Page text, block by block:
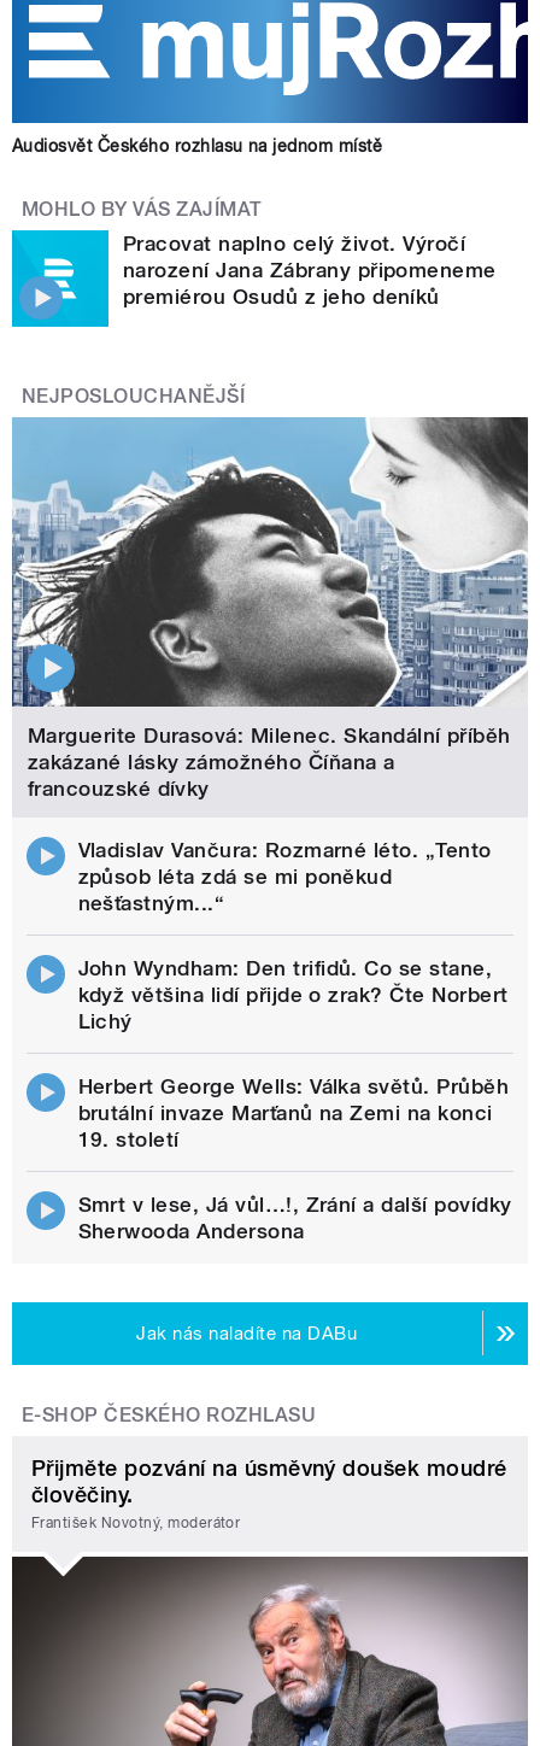
Audiosvět Českého rozhlasu na jednom místě
MOHLO BY VÁS ZAJÍMAT
Pracovat naplno celý život. Výročí
narození Jana Zábrany připomeneme
premiérou Osudů z jeho deníků
NEJPOSLOUCHANĚJŠÍ
Marguerite Durasová: Milenec. Skandální příběh
zakázané lásky zámožného Číňana a
francouzské dívky
Vladislav Vančura: Rozmarné léto. „Tento
způsob léta zdá se mi poněkud
nešťastným...“
John Wyndham: Den trifidů. Co se stane,
když většina lidí přijde o zrak? Čte Norbert
Lichý
Herbert George Wells: Válka světů. Průběh
brutální invaze Marťanů na Zemi na konci
19. století
Smrt v lese, Já vůl…!, Zrání a další povídky
Sherwooda Andersona
Jak nás naladíte na DABu
E-SHOP ČESKÉHO ROZHLASU
Přijměte pozvání na úsměvný doušek moudré
člověčiny.
František Novotný, moderátor